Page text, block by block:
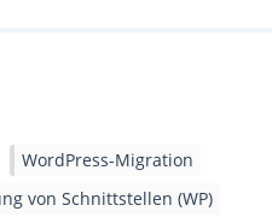
WordPress-Migration
von Schnittstellen (WP)